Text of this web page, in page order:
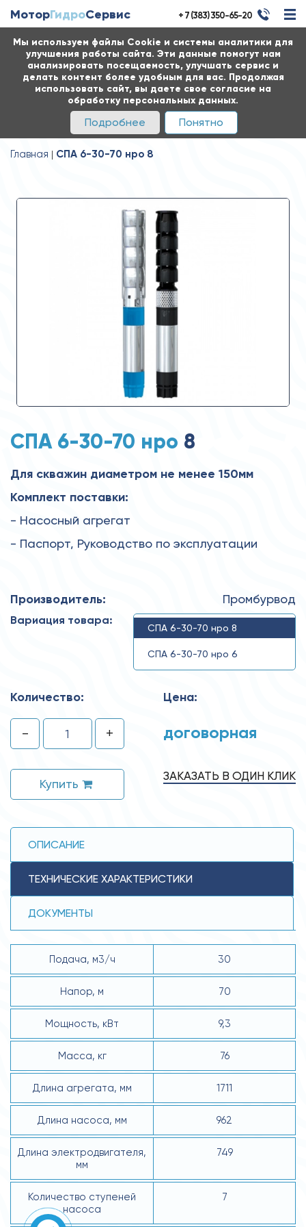
Мы используем файлы Cookie и системы аналитики для
улучшения работы сайта. Эти данные помогут нам
анализировать посещаемость, улучшать сервис и
делать контент более удобным для вас. Продолжая
использовать сайт, вы даете свое согласие на
обработку персональных данных.
Подробнее Понятно
МоторГидроСервис + 7 (383) 350-65-20
Главная СПА 6-30-70 нро 8
СПА 6-30-70 нро 8
Для скважин диаметром не менее 150мм
Комплект поставки:
- Насосный агрегат
- Паспорт, Руководство по эксплуатации
Производитель: Промбурвод
Вариация товара:
СПА 6-30-70 нро 8
СПА 6-30-70 нро 6
Количество:
- +
Купить
Цена:
договорная
ЗАКАЗАТЬ В ОДИН КЛИК
ОПИСАНИЕ
ТЕХНИЧЕСКИЕ ХАРАКТЕРИСТИКИ
ДОКУМЕНТЫ
Подача, м3/ч 30
Напор, м 70
Мощность, кВт 9,3
Масса, кг 76
Длина агрегата, мм 1711
Длина насоса, мм 962
Длина электродвигателя,
мм
749
Количество ступеней
насоса
7